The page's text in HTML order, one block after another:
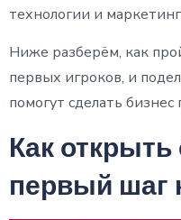
технологии и
Ниже разберём, как
первых игроков, и
помогут сделать
Как открыть
первый шаг